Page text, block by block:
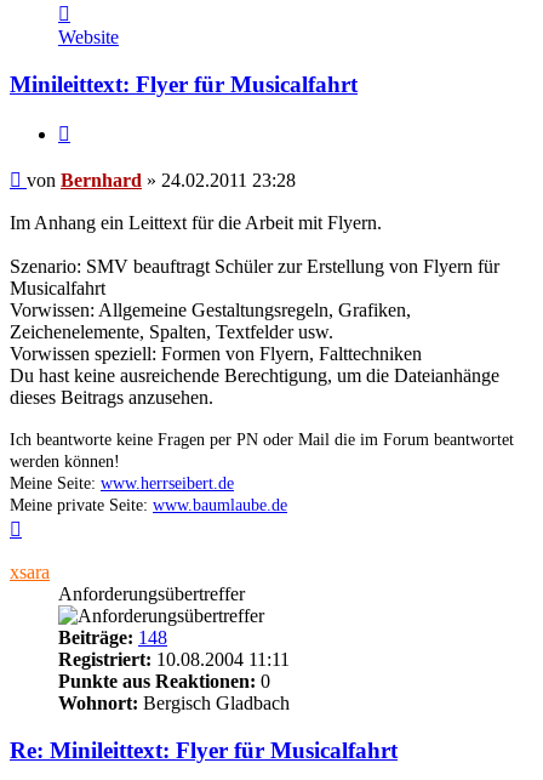
von
Bernhard
Website
Minileittext: Flyer für Musicalfahrt
Beitrag
von Bernhard » 24.02.2011 23:28
Im Anhang ein Leittext für die Arbeit mit Flyern.
Szenario: SMV beauftragt Schüler zur Erstellung von Flyern für
Musicalfahrt
Vorwissen: Allgemeine Gestaltungsregeln, Grafiken,
Zeichenelemente, Spalten, Textfelder usw.
Vorwissen speziell: Formen von Flyern, Falttechniken
Du hast keine ausreichende Berechtigung, um die Dateianhänge
dieses Beitrags anzusehen.
Ich beantworte keine Fragen per PN oder Mail die im Forum beantwortet
werden können!
Meine Seite: www.herrseibert.de
Meine private Seite: www.baumlaube.de
xsara
Anforderungsübertreffer
Beiträge: 148
Registriert: 10.08.2004 11:11
Punkte aus Reaktionen: 0
Wohnort: Bergisch Gladbach
Re: Minileittext: Flyer für Musicalfahrt